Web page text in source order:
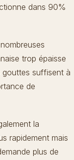
dans 90%
trop épaisse
gouttes suffisent à
de
la
rapidement mais
plus de